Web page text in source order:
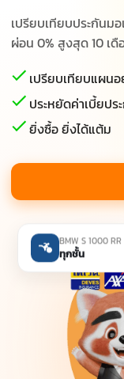
เปรียบเทียบประกันม
ผ่อน 0% สูงสุด 10 เ
เปรียบเทียบแผนอ
ประหยัดค่าเบี้ยปร
ยิ่งซื้อ ยิ่งได้แต้ม
BMW S 1000 RR
ทุกชั้น